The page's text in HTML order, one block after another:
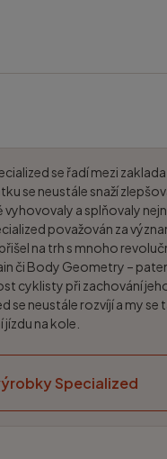
se řadí mezi
se neustále snaží
a splňovaly
považován za
na trh s mnoho
či Body Geometry –
cyklisty při zachování
se neustále rozvíjí a my
na kole.
Specialized